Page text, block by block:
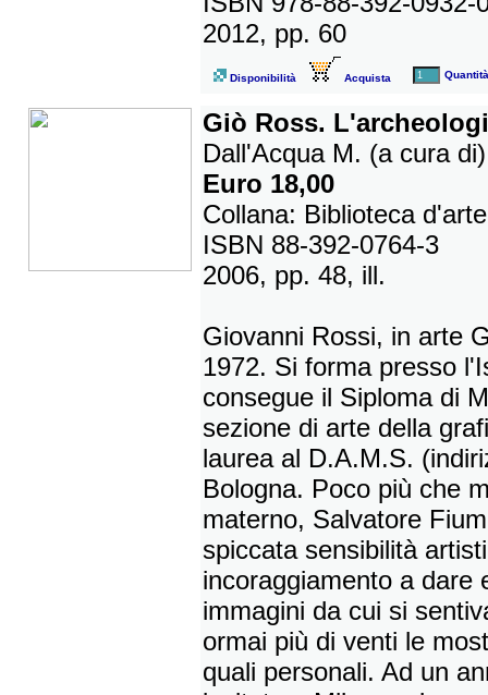
2012, pp. 60
Disponibilità Acquista Quantità
Giò Ross.
Dall'Acqua M. (a cura di)
Euro 18,00
Collana: Biblioteca d'arte
ISBN 88-392-0764-3
2006, pp. 48, ill.
Giovanni Rossi, in arte
1972. Si forma presso
consegue il Siploma di
sezione di arte della
laurea al D.A.M.S.
Bologna. Poco più che
materno, Salvatore
spiccata sensibilità
incoraggiamento a dare
immagini da cui si
ormai più di venti le
quali personali. Ad un